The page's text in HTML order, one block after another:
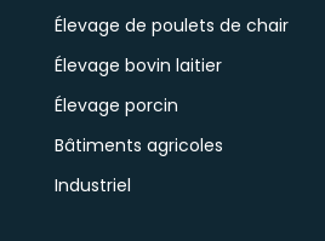
Élevage de poulets de chair
Élevage bovin laitier
Élevage porcin
Bâtiments agricoles
Industriel